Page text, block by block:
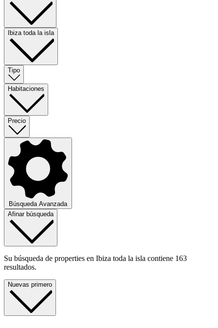
Ibiza toda la isla
Tipo
Habitaciones
Precio
Búsqueda Avanzada
Afinar búsqueda
Su búsqueda de properties en Ibiza toda la isla contiene 163
resultados.
Nuevas primero